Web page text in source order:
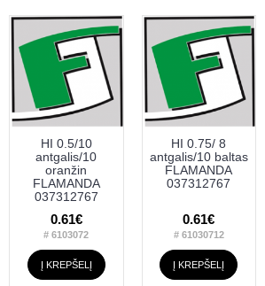
HI 0.5/10
antgalis/10
oranžin
FLAMANDA
037312767
0.61€
# 6103072
Į KREPŠELĮ
HI 0.75/ 8
antgalis/10 baltas
FLAMANDA
037312767
0.61€
# 61030712
Į KREPŠELĮ